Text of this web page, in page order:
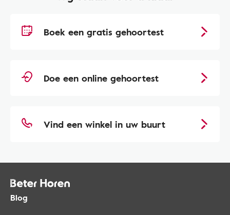
Boek een gratis gehoortest
Doe een online gehoortest
Vind een winkel in uw buurt
Blog